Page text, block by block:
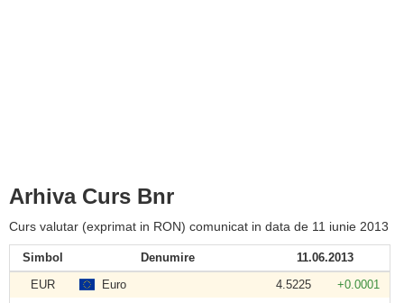
Arhiva Curs Bnr
Curs valutar (exprimat in RON) comunicat in data de 11 iunie 2013
Simbol Denumire
11.06.2013
EUR
Euro 4.5225
+0.0001